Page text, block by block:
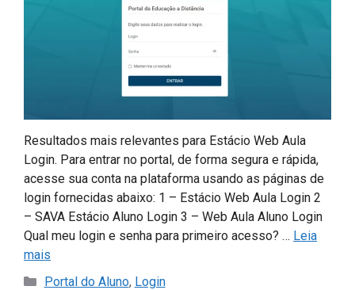
Resultados mais relevantes para Estácio Web Aula
Login. Para entrar no portal, de forma segura e rápida,
acesse sua conta na plataforma usando as páginas de
login fornecidas abaixo: 1 – Estácio Web Aula Login 2
– SAVA Estácio Aluno Login 3 – Web Aula Aluno Login
Qual meu login e senha para primeiro acesso? … Leia
mais
Categorias
Portal do Aluno, Login